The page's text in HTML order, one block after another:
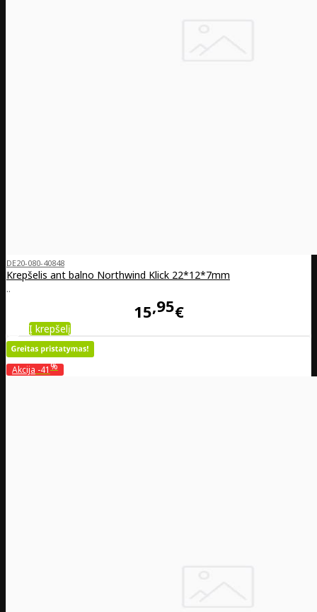
DE20-080-40848
Krepšelis ant balno Northwind Klick 22*12*7mm
..
15 95€
Į krepšelį
Akcija -41%